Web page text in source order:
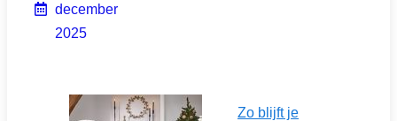
december
2025
Zo blijft je